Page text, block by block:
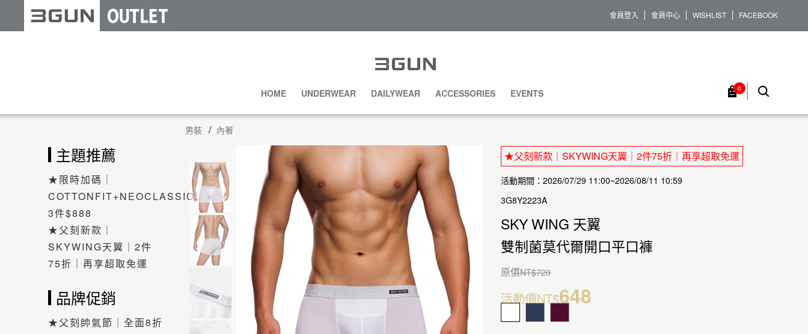
會員登入 會員中心 WISHLIST FACEBOOK
HOME UNDERWEAR DAILYWEAR ACCESSORIES EVENTS 0
主題推薦
★限時加碼｜
COTTONFIT+NEOCLASSIC
3件$888
★父刻新款｜
SKYWING天翼｜2件
75折｜再享超取免運
品牌促銷
★父刻帥氣節｜全面8折
男裝 內著
★父刻新款｜SKYWING天翼｜2件75折｜再享超取免運
活動期間：2026/07/29 11:00~2026/08/11 10:59
3G8Y2223A
SKY WING 天翼
雙制菌莫代爾開口平口褲
原價NT$720
活動價NT$648